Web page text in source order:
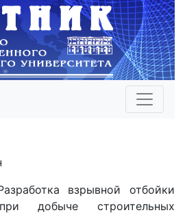
взрывной отбойки
добыче строительных